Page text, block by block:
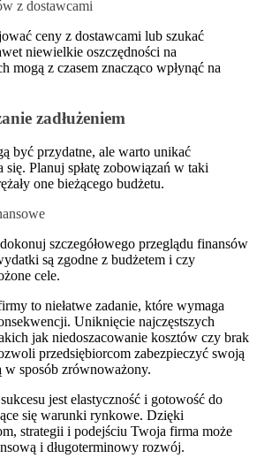
z dostawcami
ceny z dostawcami lub szukać
niewielkie oszczędności na
mogą z czasem znacząco wpłynąć na
zadłużeniem
być przydatne, ale warto unikać
się. Planuj spłatę zobowiązań w taki
one bieżącego budżetu.
szczegółowego przeglądu finansów
są zgodne z budżetem i czy
cele.
to niełatwe zadanie, które wymaga
Uniknięcie najczęstszych
jak niedoszacowanie kosztów czy brak
przedsiębiorcom zabezpieczyć swoją
w sposób zrównoważony.
jest elastyczność i gotowość do
się warunki rynkowe. Dzięki
strategii i podejściu Twoja firma może
i długoterminowy rozwój.